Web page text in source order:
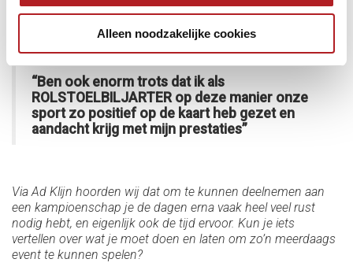
Alleen noodzakelijke cookies
op speelden, dus het diamondsysteem komt dan vaak
“Ben ook enorm trots dat ik als
ROLSTOELBILJARTER op deze manier onze
sport zo positief op de kaart heb gezet en
aandacht krijg met mijn prestaties”
Via Ad Klijn hoorden wij dat om te kunnen deelnemen aan
een kampioenschap je de dagen erna vaak heel veel rust
nodig hebt, en eigenlijk ook de tijd ervoor. Kun je iets
vertellen over wat je moet doen en laten om zo’n meerdaags
event te kunnen spelen?